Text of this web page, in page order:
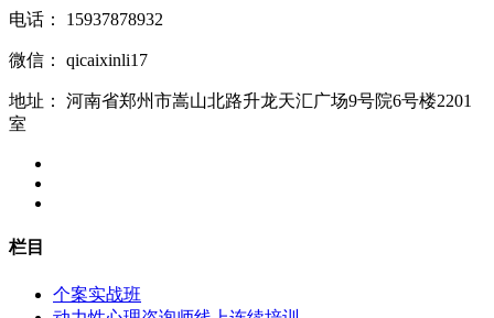
电话： 15937878932
微信： qicaixinli17
地址：
河南省郑州市嵩山北路升龙天汇广场9号院6号楼2201
室
栏目
个案实战班